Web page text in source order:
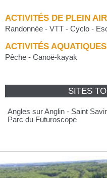
ACTIVITÉS DE PLEIN AIR
Randonnée - VTT - Cyclo -
ACTIVITÉS AQUATIQUES
Pêche - Canoë-kayak
SITES
Angles sur Anglin - Saint
Parc du Futuroscope